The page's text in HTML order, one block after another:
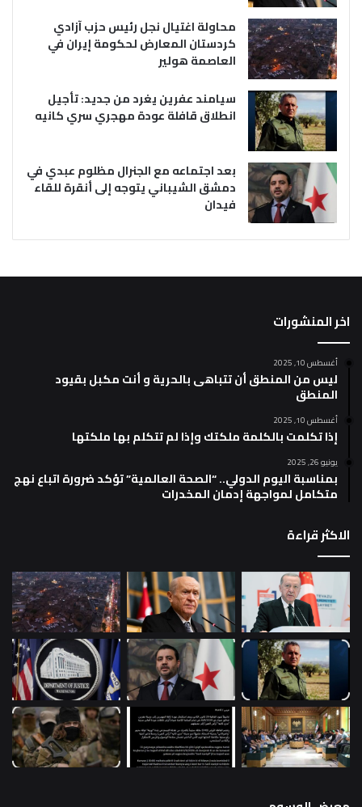
محاولة اغتيال نجل رئيس حزب آزادي
كردستان المعارض لحكومة إيران في
العاصمة هولير
سيامند عفرين يغرد من جديد: تأجيل
انطلاق قافلة عودة مهجري سري كانيه
بعد اجتماعه مع الجنرال مظلوم عبدي في
دمشق الشيباني يتوجه إلى أنقرة للقاء
فيدان
اخر المنشورات
أغسطس 10, 2025
ليس من المنطق أن تتباهى بالحرية و أنت مكبل بقيود
المنطق
أغسطس 10, 2025
إذا تكلمت بالكلمة ملكتك وإذا لم تتكلم بها ملكتها
يونيو 26, 2025
بمناسبة اليوم الدولي.. “الصحة العالمية” تؤكد ضرورة اتباع نهج
متكامل لمواجهة إدمان المخدرات
الاكثر قراءة